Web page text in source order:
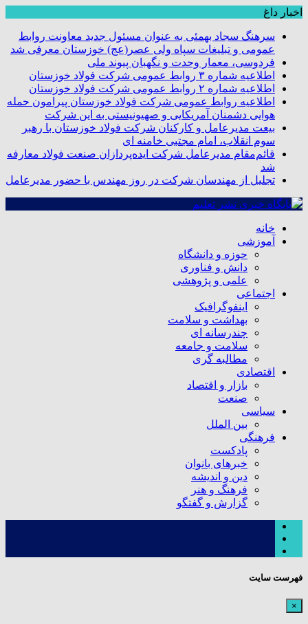
اخبار داغ
سرهنگ سجاد بهمئی به عنوان مسئول جدید معاونت روابط
عمومی و تبلیغات سپاه ولی عصر(عج) خوزستان معرفی شد
فردوسی، معمار وحدت و نگهبان پیوند ملی
اطلاعیه شماره ۳ روابط عمومی شرکت فولاد خوزستان
اطلاعیه شماره ۲ روابط عمومی شرکت فولاد خوزستان
اطلاعیه روابط عمومی شرکت فولاد خوزستان پیرامون حمله
هوایی دشمنان آمریکایی و صهیونیستی به این شرکت
بیعت مدیرعامل و کارکنان شرکت فولاد خوزستان با رهبر
سوم انقلاب، امام مجتبی خامنه ای
قائم‌مقام مدیرعامل شرکت ایده‌پردازان صنعت فولاد معارفه
شد
تجلیل از مهندسان شرکت در روز مهندس با حضور مدیرعامل
خانه
آموزشی
حوزه و دانشگاه
دانش و فناوری
علمی و پژوهشی
اجتماعی
اینفوگرافیک
بهداشت و سلامت
چندرسانه ای
سلامت و جامعه
مطالبه گری
اقتصادی
بازار و اقتصاد
صنعت
سیاسی
بین الملل
فرهنگی
پادکست
خبرهای بانوان
دین و اندیشه
فرهنگ و هنر
گزارش و گفتگو
فهرست سایت
×